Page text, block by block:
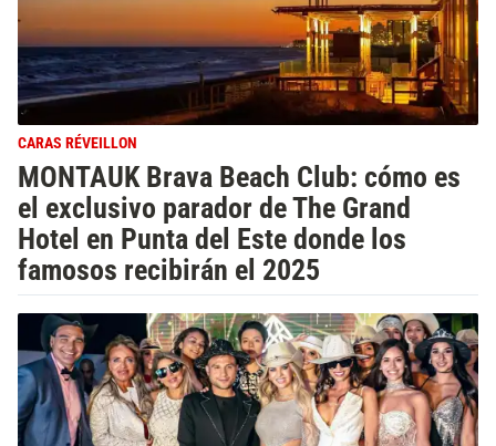
CARAS RÉVEILLON
MONTAUK Brava Beach Club: cómo es
el exclusivo parador de The Grand
Hotel en Punta del Este donde los
famosos recibirán el 2025